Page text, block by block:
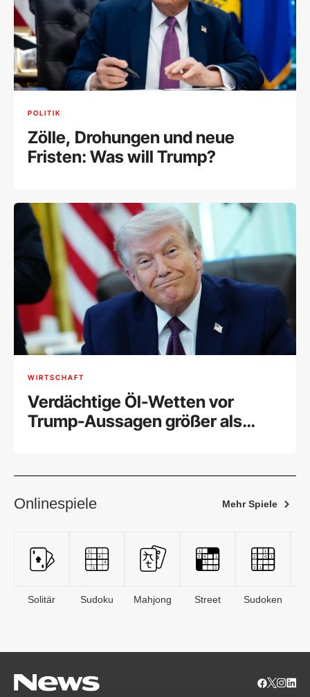
POLITIK
Zölle, Drohungen und neue
Fristen: Was will Trump?
WIRTSCHAFT
Verdächtige Öl-Wetten vor
Trump-Aussagen größer als
Onlinespiele Mehr Spiele
Solitär Sudoku Mahjong Street Sudoken